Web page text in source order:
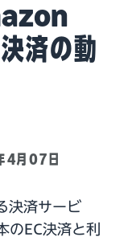
済の動
月07日
決済サービ
のEC決済と利